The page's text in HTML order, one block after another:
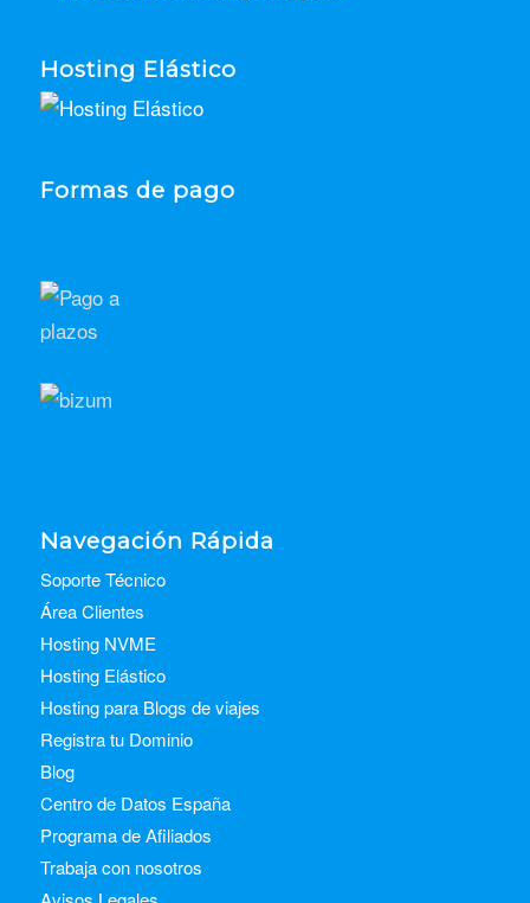
Hosting Elástico
Formas de pago
Navegación Rápida
Soporte Técnico
Área Clientes
Hosting NVME
Hosting Elástico
Hosting para Blogs de viajes
Registra tu Dominio
Blog
Centro de Datos España
Programa de Afiliados
Trabaja con nosotros